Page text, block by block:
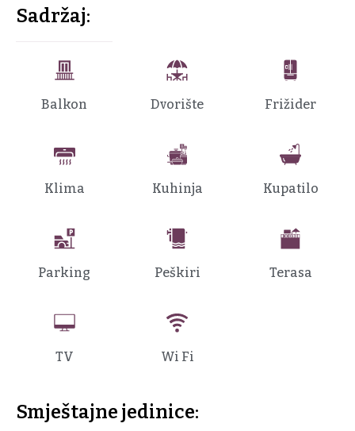
Sadržaj:
Balkon Dvorište Frižider
Klima Kuhinja Kupatilo
Parking Peškiri Terasa
TV Wi Fi
Smještajne jedinice: